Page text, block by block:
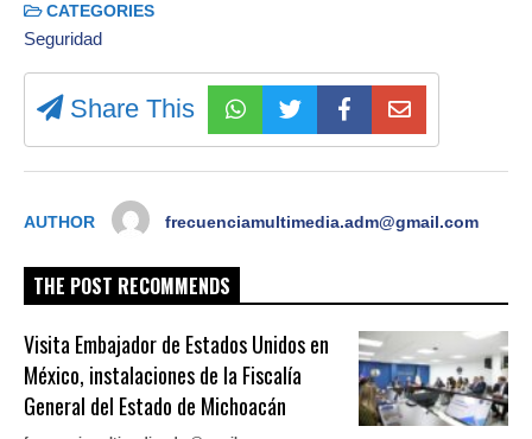
CATEGORIES
Seguridad
Share This
AUTHOR frecuenciamultimedia.adm@gmail.com
THE POST RECOMMENDS
Visita Embajador de Estados Unidos en
México, instalaciones de la Fiscalía
General del Estado de Michoacán